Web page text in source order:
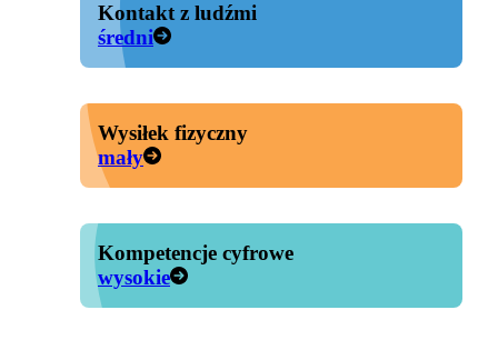
Kontakt z ludźmi
średni
Wysiłek fizyczny
mały
Kompetencje cyfrowe
wysokie